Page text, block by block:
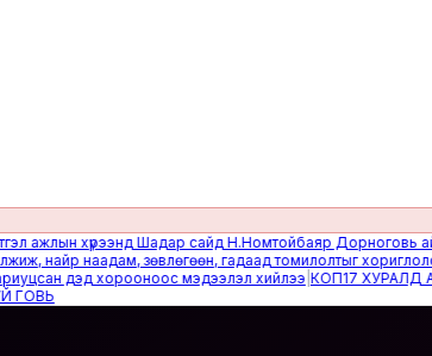
хүрээнд Шадар сайд Н.Номтойбаяр Дорноговь аймагт
наадам, зөвлөгөөн, гадаад томилолтыг хориглолоо|
дэд хорооноос мэдээлэл хийлээ|КОП17 ХУРАЛД